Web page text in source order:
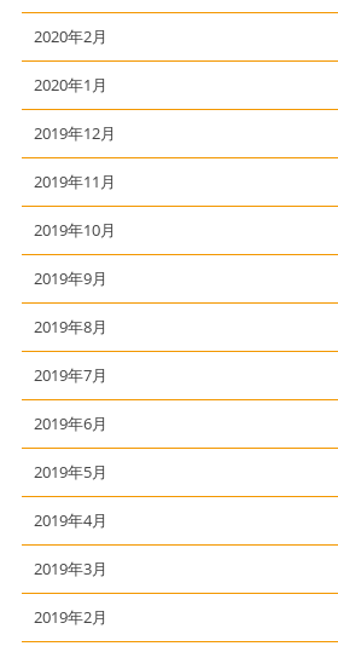
2020年2月
2020年1月
2019年12月
2019年11月
2019年10月
2019年9月
2019年8月
2019年7月
2019年6月
2019年5月
2019年4月
2019年3月
2019年2月